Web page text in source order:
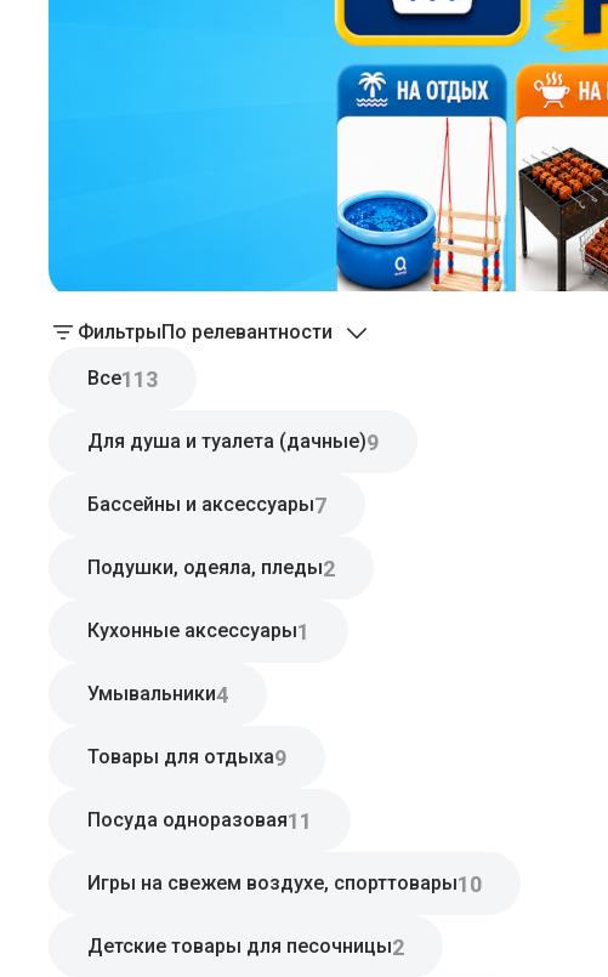
ФильтрыПо релевантности
Все113
Для душа и туалета (дачные)9
Бассейны и аксессуары7
Подушки, одеяла, пледы2
Кухонные аксессуары1
Умывальники4
Товары для отдыха9
Посуда одноразовая11
Игры на свежем воздухе, спорттовары10
Детские товары для песочницы2